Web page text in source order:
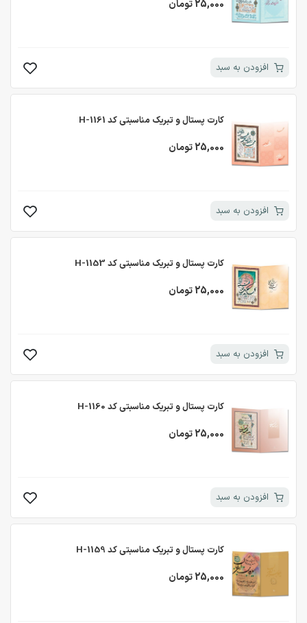
25,000 تومان
افزودن به سبد
کارت پستال و تبریک مناسبتی کد H-1161
25,000 تومان
افزودن به سبد
کارت پستال و تبریک مناسبتی کد H-1153
25,000 تومان
افزودن به سبد
کارت پستال و تبریک مناسبتی کد H-1160
25,000 تومان
افزودن به سبد
کارت پستال و تبریک مناسبتی کد H-1159
25,000 تومان